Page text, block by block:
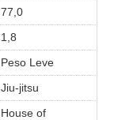
77,0
1,8
Peso Leve
Jiu-jitsu
House of